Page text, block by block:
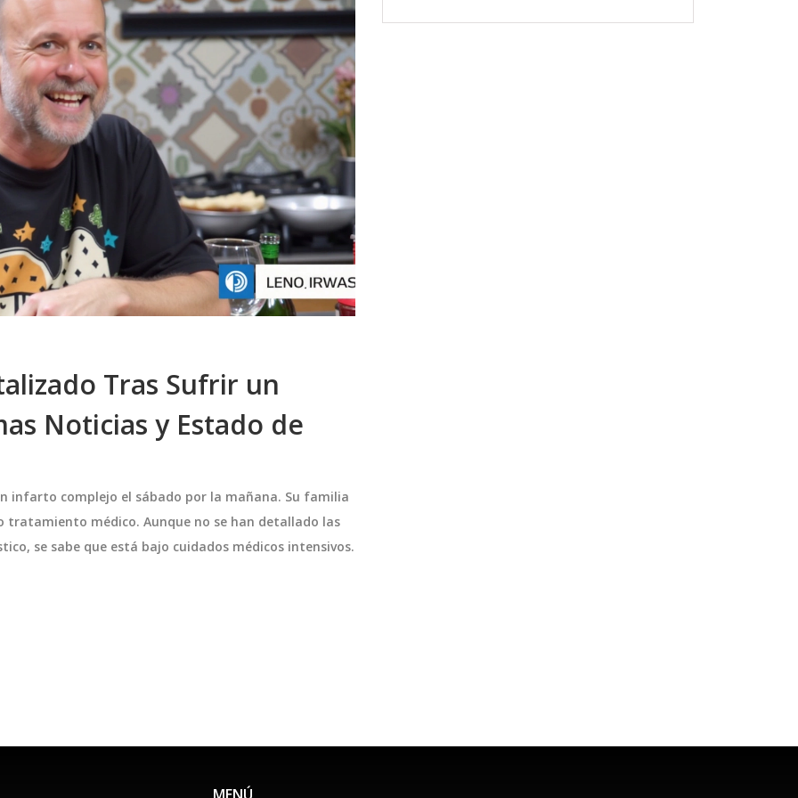
Tras Sufrir un
Noticias y Estado de
infarto complejo el sábado por la mañana. Su familia
tratamiento médico. Aunque no se han detallado las
se sabe que está bajo cuidados médicos intensivos.
de
Domínguez Quevedo ha perdido una
cantidad significativa de peso y luce un
nuevo peinado, generando admiración y
sorpresa en las redes sociales. Su
notable cambio es fruto de una estricta
dieta y régimen de ejercicios que ha
seguido durante varios meses.